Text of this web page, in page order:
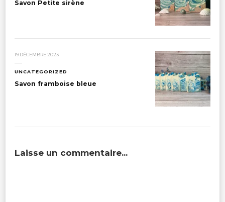
Savon Petite sirène
19 DÉCEMBRE 2023
UNCATEGORIZED
Savon framboise bleue
Laisse un commentaire...